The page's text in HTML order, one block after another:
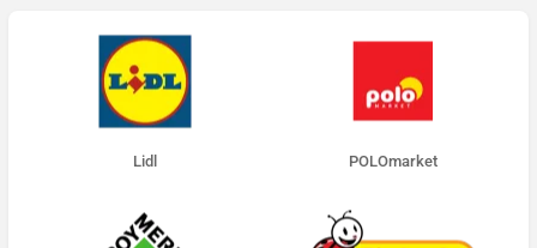
Lidl POLOmarket